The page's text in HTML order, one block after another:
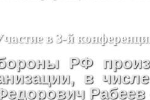
Участие в 3-й
РФ
в
Рабеев